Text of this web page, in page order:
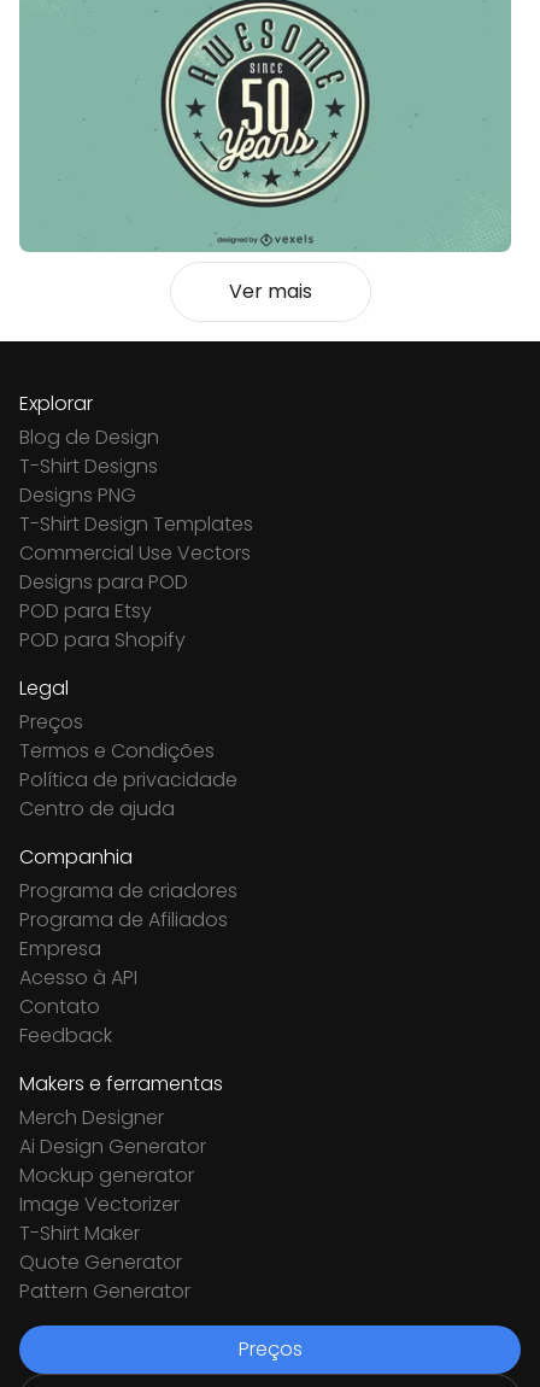
Ver mais
Explorar
Blog de Design
T-Shirt Designs
Designs PNG
T-Shirt Design Templates
Commercial Use Vectors
Designs para POD
POD para Etsy
POD para Shopify
Legal
Preços
Termos e Condições
Política de privacidade
Centro de ajuda
Companhia
Programa de criadores
Programa de Afiliados
Empresa
Acesso à API
Contato
Feedback
Makers e ferramentas
Merch Designer
Ai Design Generator
Mockup generator
Image Vectorizer
T-Shirt Maker
Quote Generator
Pattern Generator
Preços